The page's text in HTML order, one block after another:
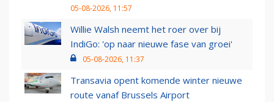
05-08-2026, 11:57
Willie Walsh neemt het roer over bij
IndiGo: 'op naar nieuwe fase van groei'
05-08-2026, 11:37
Transavia opent komende winter nieuwe
route vanaf Brussels Airport